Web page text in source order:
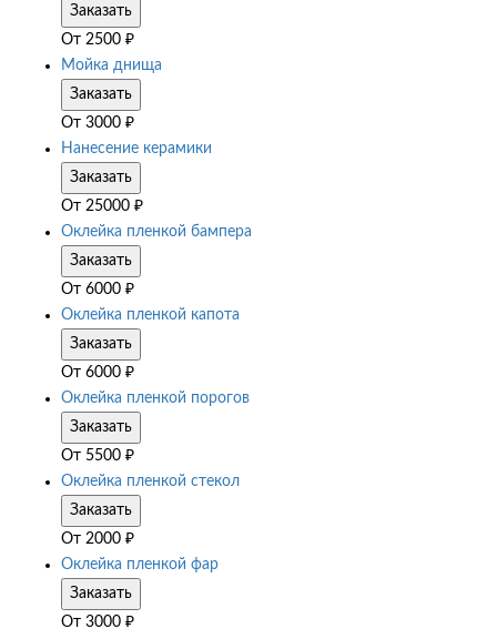
Заказать
От 2500 ₽
Мойка днища
Заказать
От 3000 ₽
Нанесение керамики
Заказать
От 25000 ₽
Оклейка пленкой бампера
Заказать
От 6000 ₽
Оклейка пленкой капота
Заказать
От 6000 ₽
Оклейка пленкой порогов
Заказать
От 5500 ₽
Оклейка пленкой стекол
Заказать
От 2000 ₽
Оклейка пленкой фар
Заказать
От 3000 ₽